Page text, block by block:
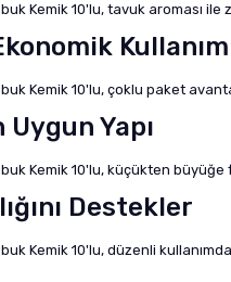
Kemik 10'lu, tavuk aroması
Kullanım
Kemik 10'lu, çoklu paket
Yapı
Kemik 10'lu, küçükten büyüğe
Destekler
Kemik 10'lu, düzenli